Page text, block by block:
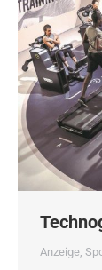
Anzeige,